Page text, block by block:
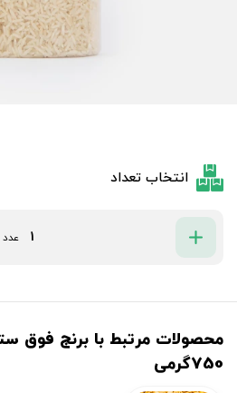
انتخاب تعداد
عدد
محصولات مرتبط با برنج فوق
750گرمی